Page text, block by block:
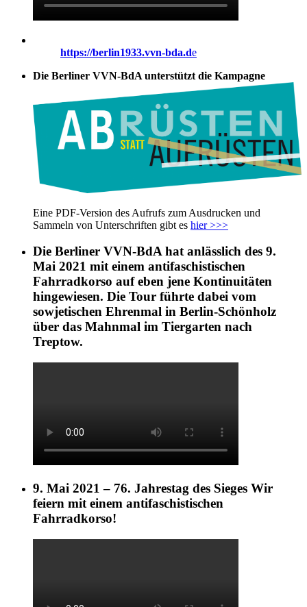
https://berlin1933.vvn-bda.de
Die Berliner VVN-BdA unterstützt die Kampagne
Eine PDF-Version des Aufrufs zum Ausdrucken und
Sammeln von Unterschriften gibt es hier >>>
Die Berliner VVN-BdA hat anlässlich des 9.
Mai 2021 mit einem antifaschistischen
Fahrradkorso auf eben jene Kontinuitäten
hingewiesen. Die Tour führte dabei vom
sowjetischen Ehrenmal in Berlin-Schönholz
über das Mahnmal im Tiergarten nach
Treptow.
9. Mai 2021 – 76. Jahrestag des Sieges Wir
feiern mit einem antifaschistischen
Fahrradkorso!